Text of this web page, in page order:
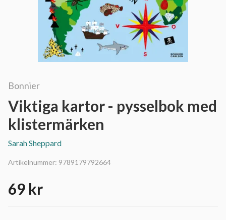
Bonnier
Viktiga kartor - pysselbok med
klistermärken
Sarah Sheppard
Artikelnummer: 9789179792664
69 kr